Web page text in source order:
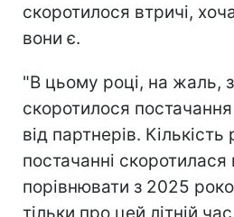
скоротилося втричі,
вони є.
"В цьому році, на жаль,
скоротилося
від партнерів.
постачанні
порівнювати з 2025
тільки про цей літній